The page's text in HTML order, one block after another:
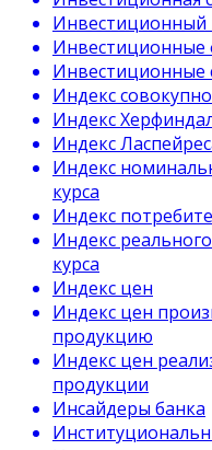
Инвестиционный
Инвестиционные
Инвестиционные
Индекс
Индекс
Индекс
Индекс
курса
Индекс
Индекс
курса
Индекс цен
Индекс цен
продукцию
Индекс цен
продукции
Инсайдеры банка